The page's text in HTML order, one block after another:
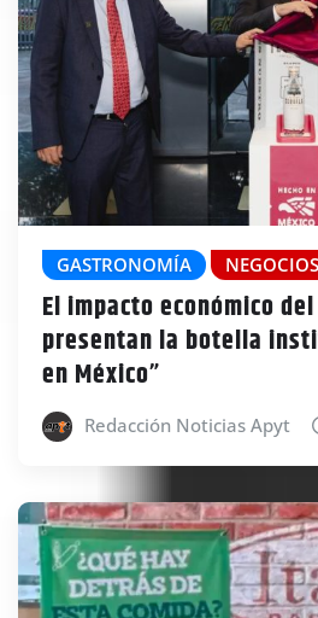
GASTRONOMÍA NEGOCIOS
El impacto económico
presentan la botella
en México”
Redacción Noticias Apyt